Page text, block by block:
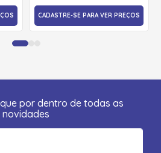
CADASTRE-SE PARA VER PREÇOS
por dentro de todas as
novidades